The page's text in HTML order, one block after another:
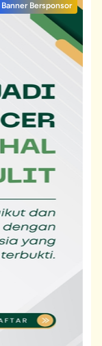
Banner Bersponsor